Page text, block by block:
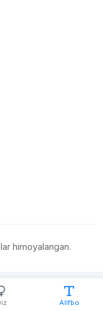
himoyalangan.
Alifbo